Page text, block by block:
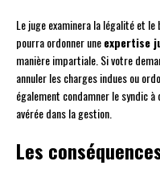
Le juge examinera la légalité et
pourra ordonner uneexpertise
manière impartiale. Si votre
annuler les charges indues ou
également condamner le syndic
avérée dans la gestion.
Les